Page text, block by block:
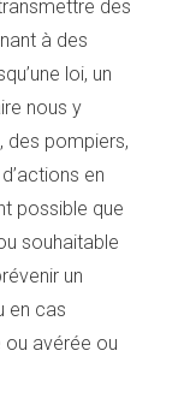
des
à des
loi, un
nous y
des pompiers,
en
possible que
souhaitable
un
en cas
ou avérée ou